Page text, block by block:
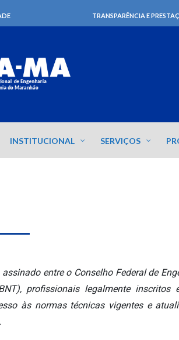
TRANSPARÊNCIA E
INSTITUCIONAL SERVIÇOS
entre o Conselho Federal de
profissionais legalmente
às normas técnicas vigentes e